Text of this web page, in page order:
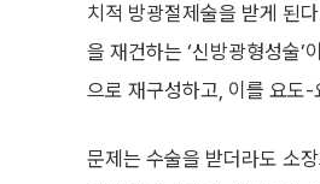
치적 방광절제술을 받게 된
을 재건하는 ‘신방광형성술
으로 재구성하고, 이를 요도
문제는 수술을 받더라도 소